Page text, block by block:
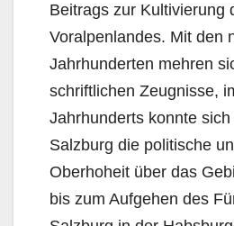
Beitrags zur Kultivierung
Voralpenlandes. Mit den
Jahrhunderten mehren
schriftlichen Zeugnisse,
Jahrhunderts konnte
Salzburg die politische
Oberhoheit über das
bis zum Aufgehen des